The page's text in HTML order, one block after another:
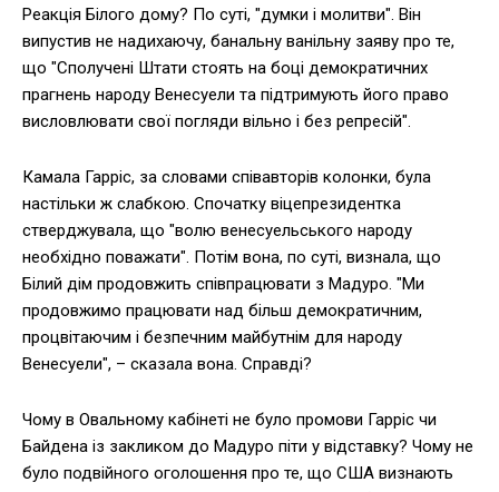
Реакція Білого дому? По суті, "думки і молитви". Він
випустив не надихаючу, банальну ванільну заяву про те,
що "Сполучені Штати стоять на боці демократичних
прагнень народу Венесуели та підтримують його право
висловлювати свої погляди вільно і без репресій".
Камала Гарріс, за словами співавторів колонки, була
настільки ж слабкою. Спочатку віцепрезидентка
стверджувала, що "волю венесуельського народу
необхідно поважати". Потім вона, по суті, визнала, що
Білий дім продовжить співпрацювати з Мадуро. "Ми
продовжимо працювати над більш демократичним,
процвітаючим і безпечним майбутнім для народу
Венесуели", – сказала вона. Справді?
Чому в Овальному кабінеті не було промови Гарріс чи
Байдена із закликом до Мадуро піти у відставку? Чому не
було подвійного оголошення про те, що США визнають